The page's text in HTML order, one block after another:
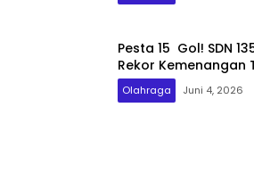
Pesta 15 Gol! SDN
Rekor Kemenangan
Olahraga Juni 4, 2026